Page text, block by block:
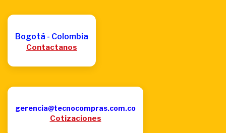
Bogotá - Colombia
Contactanos
gerencia@tecnocompras.com.co
Cotizaciones